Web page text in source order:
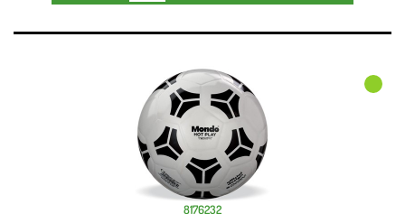
8176232